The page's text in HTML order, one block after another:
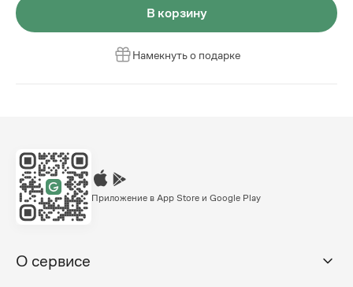
В корзину
Намекнуть о подарке
Приложение в App Store и Google Play
О сервисе